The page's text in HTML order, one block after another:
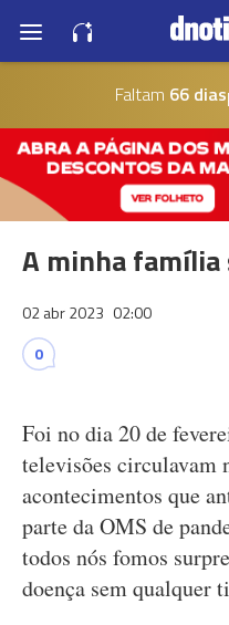
Faltam 66 dias
A minha família
02 abr 2023 02:00
0
Foi no dia 20 de
televisões circulavam
acontecimentos que
parte da OMS de
todos nós fomos
doença sem qualquer